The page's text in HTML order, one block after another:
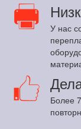
У нас
Более